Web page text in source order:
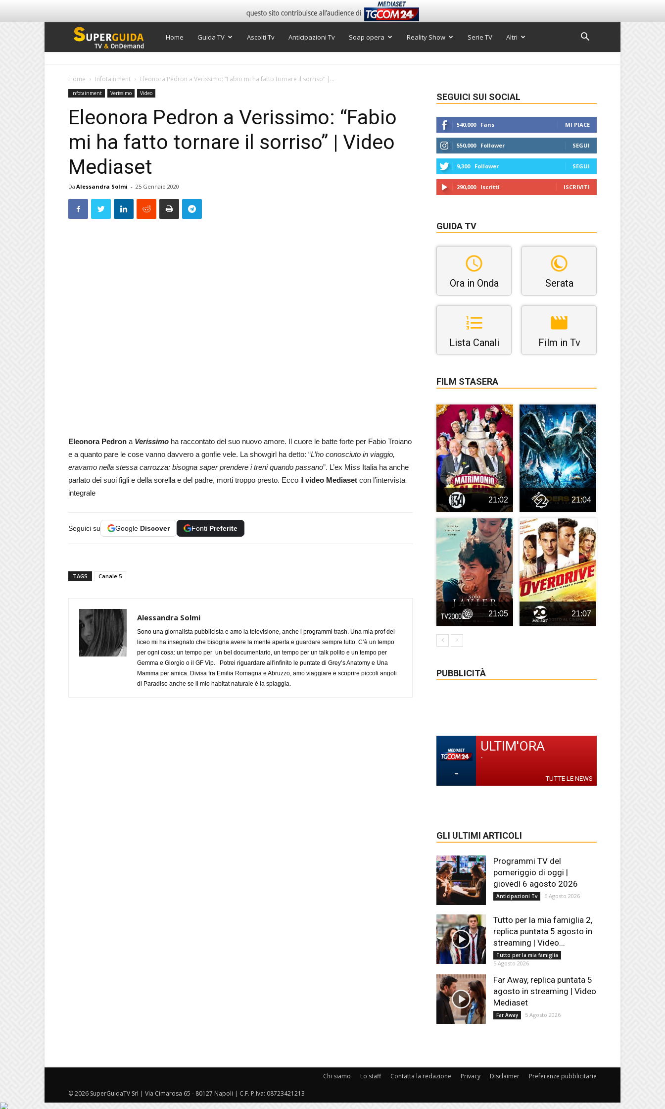
Super
Home Guida TV Ascolti Tv Anticipazioni Tv Soap opera Reality Show Serie TV Altri
Home Infotainment Eleonora Pedron a Verissimo: “Fabio mi ha fatto tornare il sorriso” |...
Infotainment Verissimo Video
Eleonora Pedron a Verissimo: “Fabio
mi ha fatto tornare il sorriso” | Video
Mediaset
Da Alessandra Solmi - 25 Gennaio 2020
Eleonora Pedron a Verissimo ha raccontato del suo nuovo amore. Il cuore le batte forte per Fabio Troiano
e a quanto pare le cose vanno davvero a gonfie vele. La showgirl ha detto: “L’ho conosciuto in viaggio,
eravamo nella stessa carrozza: bisogna saper prendere i treni quando passano”. L’ex Miss Italia ha anche
parlato dei suoi figli e della sorella e del padre, morti troppo presto. Ecco il video Mediaset con l’intervista
integrale
Seguici su Google Discover Fonti Preferite
TAGS Canale 5
Alessandra Solmi
Sono una giornalista pubblicista e amo la televisione, anche i programmi trash. Una mia prof del
liceo mi ha insegnato che bisogna avere la mente aperta e guardare sempre tutto. C’è un tempo
per ogni cosa: un tempo per un bel documentario, un tempo per un talk polito e un tempo per
Gemma e Giorgio o il GF Vip. Potrei riguardare all'infinito le puntate di Grey’s Anatomy e Una
Mamma per amica. Divisa fra Emilia Romagna e Abruzzo, amo viaggiare e scoprire piccoli angoli
di Paradiso anche se il mio habitat naturale è la spiaggia.
SEGUICI SUI SOCIAL
540,000 Fans MI PIACE
550,000 Follower SEGUI
9,300 Follower SEGUI
290,000 Iscritti ISCRIVITI
GUIDA TV
Ora in Onda Serata
Lista Canali Film in Tv
FILM STASERA
21:02 21:04
21:05 21:07
PUBBLICITÀ
-
ULTIM'ORA
-
TUTTE LE NEWS
GLI ULTIMI ARTICOLI
Programmi TV del
pomeriggio di oggi |
giovedì 6 agosto 2026
Anticipazioni Tv 6 Agosto 2026
Tutto per la mia famiglia 2,
replica puntata 5 agosto in
streaming | Video...
Tutto per la mia famiglia
5 Agosto 2026
Far Away, replica puntata 5
agosto in streaming | Video
Mediaset
Far Away 5 Agosto 2026
Chi siamo Lo staff Contatta la redazione Privacy Disclaimer Preferenze pubblicitarie
© 2026 SuperGuidaTV Srl | Via Cimarosa 65 - 80127 Napoli | C.F. P.Iva: 08723421213